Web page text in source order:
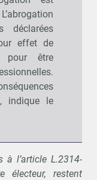
déclarées
effet de
pour être
indique le
à l’article L.2314-
électeur, restent